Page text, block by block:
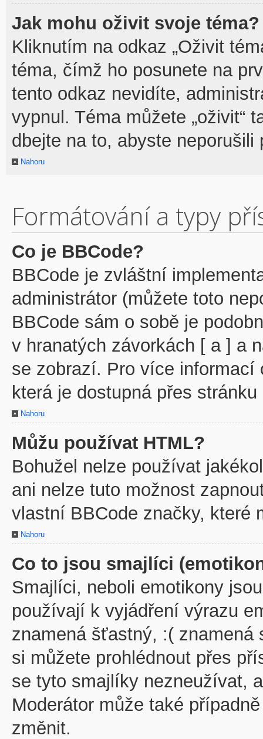
Jak mohu oživit svoje téma?
Kliknutím na odkaz „Oživit
téma, čímž ho posunete na
tento odkaz nevidíte,
vypnul. Téma můžete „oživit“
dbejte na to, abyste neporušili
Nahoru
Formátování a typy
Co je BBCode?
BBCode je zvláštní
administrátor (můžete toto
BBCode sám o sobě je
v hranatých závorkách [ a ] a
se zobrazí. Pro více informací
která je dostupná přes
Nahoru
Můžu používat HTML?
Bohužel nelze používat
ani nelze tuto možnost
vlastní BBCode značky, které
Nahoru
Co to jsou smajlíci
Smajlíci, neboli emotikony
používají k vyjádření výrazu
znamená šťastný, :(
si můžete prohlédnout přes
se tyto smajlíky nezneužívat,
Moderátor může také
změnit.